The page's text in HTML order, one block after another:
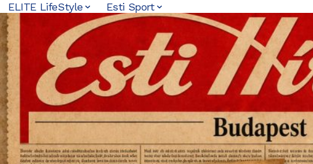
ELITE LifeStyle
Esti Sport